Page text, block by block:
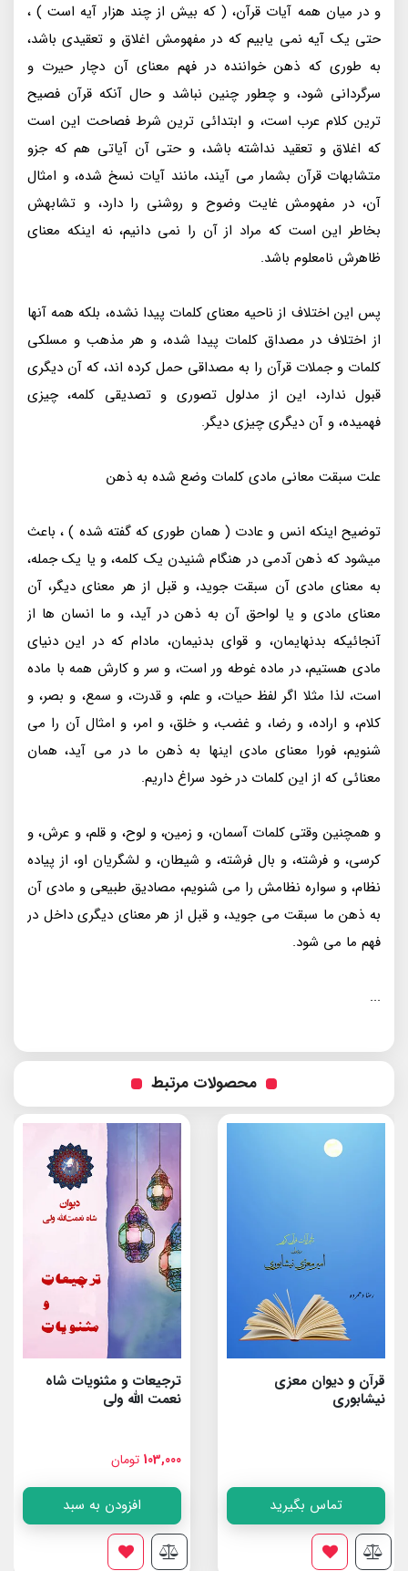
و در میان همه آیات قرآن، ( که بیش از چند هزار آیه است ) ،
حتی یک آیه نمی یابیم که در مفهومش اغلاق و تعقیدی باشد،
به طوری که ذهن خواننده در فهم معنای آن دچار حیرت و
سرگردانی شود، و چطور چنین نباشد و حال آنکه قرآن فصیح
ترین کلام عرب است، و ابتدائی ترین شرط فصاحت این است
که اغلاق و تعقید نداشته باشد، و حتی آن آیاتی هم که جزو
متشابهات قرآن بشمار می آیند، مانند آیات نسخ شده، و امثال
آن، در مفهومش غایت وضوح و روشنی را دارد، و تشابهش
بخاطر این است که مراد از آن را نمی دانیم، نه اینکه معنای
ظاهرش نامعلوم باشد.
پس این اختلاف از ناحیه معنای کلمات پیدا نشده، بلکه همه آنها
از اختلاف در مصداق کلمات پیدا شده، و هر مذهب و مسلکی
کلمات و جملات قرآن را به مصداقی حمل کرده اند، که آن دیگری
قبول ندارد، این از مدلول تصوری و تصدیقی کلمه، چیزی
فهمیده، و آن دیگری چیزی دیگر.
علت سبقت معانی مادی کلمات وضع شده به ذهن
توضیح اینکه انس و عادت ( همان طوری که گفته شده ) ، باعث
میشود که ذهن آدمی در هنگام شنیدن یک کلمه، و یا یک جمله،
به معنای مادی آن سبقت جوید، و قبل از هر معنای دیگر، آن
معنای مادی و یا لواحق آن به ذهن در آید، و ما انسان ها از
آنجائیکه بدنهایمان، و قوای بدنیمان، مادام که در این دنیای
مادی هستیم، در ماده غوطه ور است، و سر و کارش همه با ماده
است، لذا مثلا اگر لفظ حیات، و علم، و قدرت، و سمع، و بصر، و
کلام، و اراده، و رضا، و غضب، و خلق، و امر، و امثال آن را می
شنویم، فورا معنای مادی اینها به ذهن ما در می آید، همان
معنائی که از این کلمات در خود سراغ داریم.
و همچنین وقتی کلمات آسمان، و زمین، و لوح، و قلم، و عرش، و
کرسی، و فرشته، و بال فرشته، و شیطان، و لشگریان او، از پیاده
نظام، و سواره نظامش را می شنویم، مصادیق طبیعی و مادی آن
به ذهن ما سبقت می جوید، و قبل از هر معنای دیگری داخل در
فهم ما می شود.
...
محصولات مرتبط
قرآن و دیوان معزی
نیشابوری
تماس بگیرید
ترجیعات و مثنویات شاه
نعمت الله ولى
103,000 تومان
افزودن به سبد